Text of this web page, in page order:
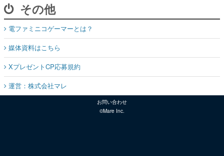
その他
電ファミニコゲーマーとは？
媒体資料はこちら
XプレゼントCP応募規約
運営：株式会社マレ
お問い合わせ
©Mare Inc.